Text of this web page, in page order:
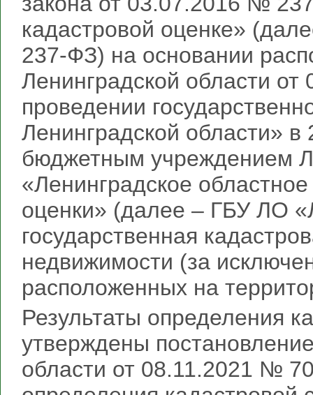
кадастровой оценке»
237‑ФЗ) на основании
Ленинградской области
проведении
Ленинградской области»
бюджетным учреждением
«Ленинградское
оценки» (далее – ГБУ ЛО
государственная
недвижимости (за
расположенных на
Результаты определения
утверждены
области от 08.11.2021 №